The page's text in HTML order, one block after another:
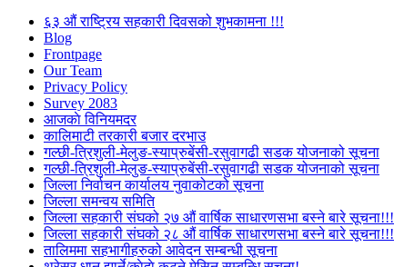
६३ औं राष्ट्रिय सहकारी दिवसको शुभकामना !!!
Blog
Frontpage
Our Team
Privacy Policy
Survey 2083
आजकाे विनियमदर
कालिमाटी तरकारी बजार दरभाउ
गल्छी-त्रिशुली-मेलुङ-स्याप्रुबेंसी-रसुवागढी सडक योजनाको सूचना
गल्छी-त्रिशुली-मेलुङ-स्याप्रुबेंसी-रसुवागढी सडक योजनाको सूचना
जिल्ला निर्वाचन कार्यालय नुवाकोटको सूचना
जिल्ला समन्वय समिति
जिल्ला सहकारी संघको २७ औं वार्षिक साधारणसभा बस्ने बारे सूचना!!!
जिल्ला सहकारी संघको २८ औं वार्षिक साधारणसभा बस्ने बारे सूचना!!!
तालिममा सहभागीहरुको आवेदन सम्बन्धी सूचना